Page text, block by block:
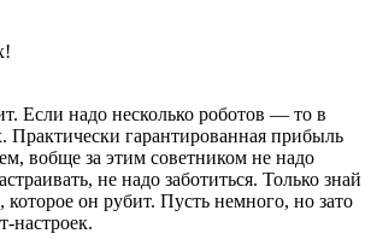
Если надо несколько роботов — то в
Практически гарантированная прибыль
вобще за этим советником не надо
не надо заботиться. Только знай
которое он рубит. Пусть немного, но зато
настроек.